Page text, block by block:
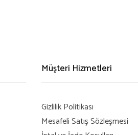
Müşteri Hizmetleri
Gizlilik Politikası
Mesafeli Satış Sözleşmesi